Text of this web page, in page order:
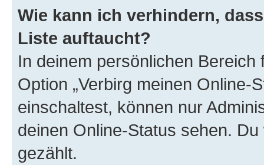
Wie kann ich verhindern,
Liste auftaucht?
In deinem persönlichen
Option „Verbirg meinen Online-
einschaltest, können nur
deinen Online-Status sehen.
gezählt.